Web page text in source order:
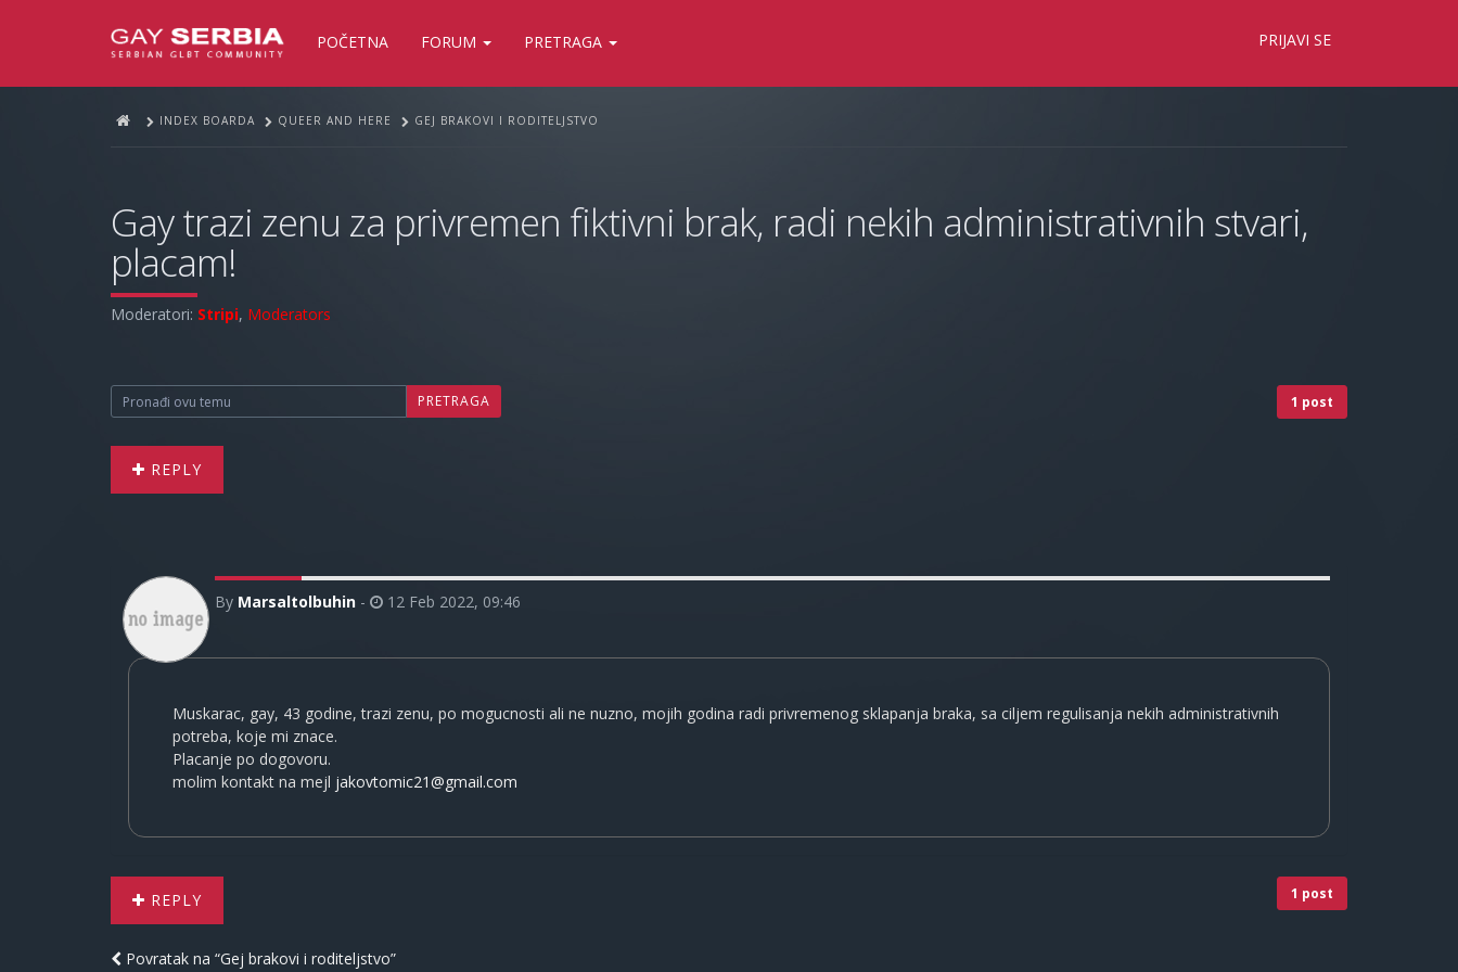
POČETNA FORUM PRETRAGA PRIJAVI SE
INDEX BOARDA QUEER AND HERE GEJ BRAKOVI I RODITELJSTVO
Gay trazi zenu za privremen fiktivni brak, radi nekih administrativnih stvari,
placam!
Moderatori: Stripi, Moderators
PRETRAGA 1 post
REPLY
By Marsaltolbuhin - 12 Feb 2022, 09:46
Muskarac, gay, 43 godine, trazi zenu, po mogucnosti ali ne nuzno, mojih godina radi privremenog sklapanja braka, sa ciljem regulisanja nekih administrativnih
potreba, koje mi znace.
Placanje po dogovoru.
molim kontakt na mejl jakovtomic21@gmail.com
REPLY 1 post
Povratak na “Gej brakovi i roditeljstvo”